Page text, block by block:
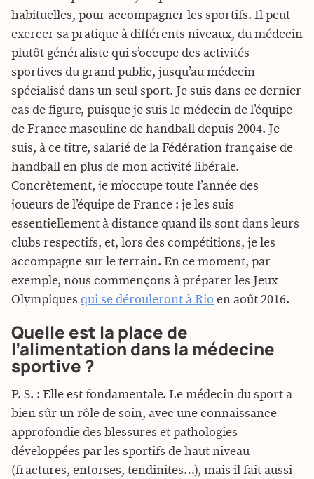
habituelles, pour accompagner les sportifs. Il peut
exercer sa pratique à différents niveaux, du médecin
plutôt généraliste qui s’occupe des activités
sportives du grand public, jusqu’au médecin
spécialisé dans un seul sport. Je suis dans ce dernier
cas de figure, puisque je suis le médecin de l’équipe
de France masculine de handball depuis 2004. Je
suis, à ce titre, salarié de la Fédération française de
handball en plus de mon activité libérale.
Concrètement, je m’occupe toute l’année des
joueurs de l’équipe de France : je les suis
essentiellement à distance quand ils sont dans leurs
clubs respectifs, et, lors des compétitions, je les
accompagne sur le terrain. En ce moment, par
exemple, nous commençons à préparer les Jeux
Olympiques qui se dérouleront à Rio en août 2016.
Quelle est la place de
l’alimentation dans la médecine
sportive ?
P. S. : Elle est fondamentale. Le médecin du sport a
bien sûr un rôle de soin, avec une connaissance
approfondie des blessures et pathologies
développées par les sportifs de haut niveau
(fractures, entorses, tendinites…), mais il fait aussi